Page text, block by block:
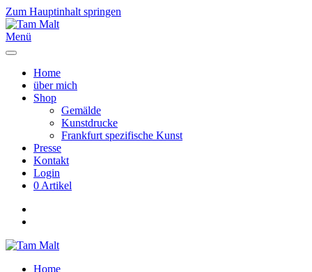
Zum Hauptinhalt springen
Menü
Home
über mich
Shop
Gemälde
Kunstdrucke
Frankfurt spezifische Kunst
Presse
Kontakt
Login
0 Artikel
Home